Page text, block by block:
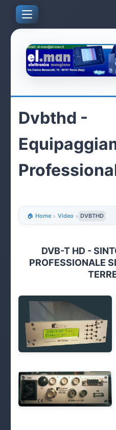
Dvbthd -
🏠 Home › Video › DVBTHD
DVB-T HD -
PROFESSIONALE